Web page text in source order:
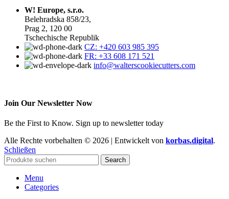
W! Europe, s.r.o.
Belehradska 858/23,
Prag 2, 120 00
Tschechische Republik
CZ: +420 603 985 395
FR: +33 608 171 521
info@walterscookiecutters.com
Join Our Newsletter Now
Be the First to Know. Sign up to newsletter today
Alle Rechte vorbehalten © 2026 | Entwickelt von korbas.digital.
Schließen
Search
Menu
Categories